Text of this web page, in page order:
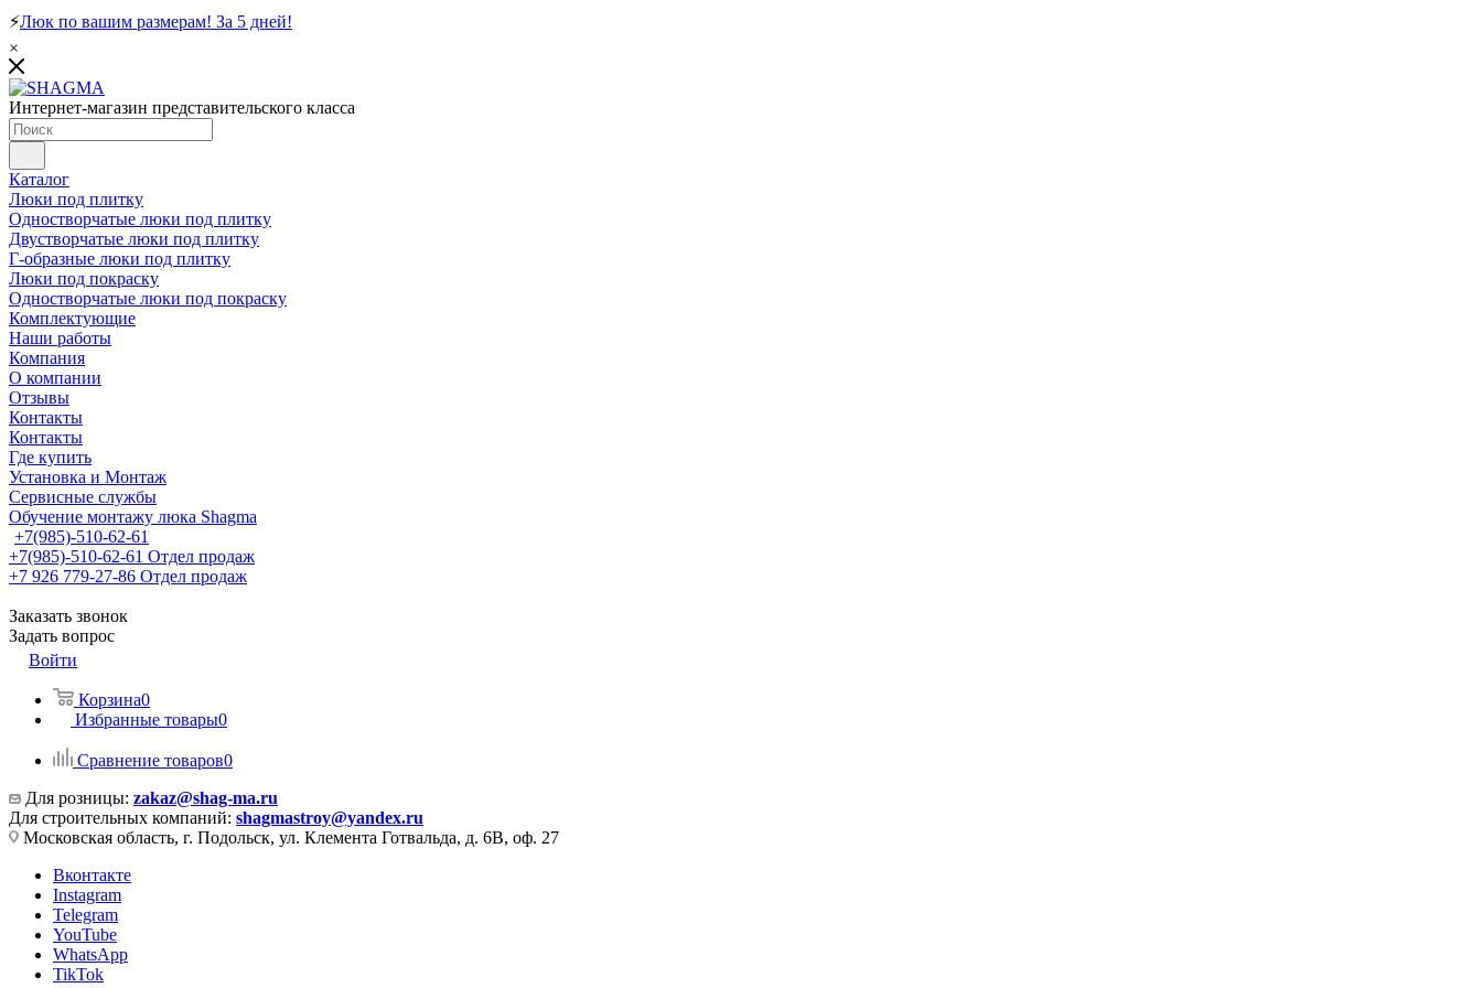
⚡Люк по вашим размерам! За 5 дней!
×
Интернет-магазин представительского класса
Каталог
Люки под плитку
Одностворчатые люки под плитку
Двустворчатые люки под плитку
Г-образные люки под плитку
Люки под покраску
Одностворчатые люки под покраску
Комплектующие
Наши работы
Компания
О компании
Отзывы
Контакты
Контакты
Где купить
Установка и Монтаж
Сервисные службы
Обучение монтажу люка Shagma
+7(985)-510-62-61
+7(985)-510-62-61 Отдел продаж
‪+7 926 779-27-86‬ Отдел продаж
Заказать звонок
Задать вопрос
Войти
Корзина0
Избранные товары0
Сравнение товаров0
Для розницы: zakaz@shag-ma.ru
Для строительных компаний: shagmastroy@yandex.ru
Московская область, г. Подольск, ул. Клемента Готвальда, д. 6В, оф. 27
Вконтакте
Instagram
Telegram
YouTube
WhatsApp
TikTok